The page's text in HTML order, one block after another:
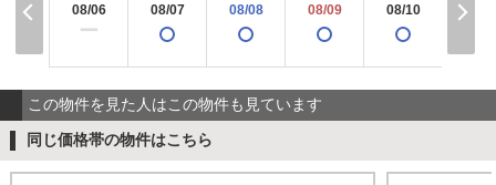
08/06
ー
08/07 08/08 08/09 08/10 08/
この物件を見た人はこの物件も見ています
同じ価格帯の物件はこちら